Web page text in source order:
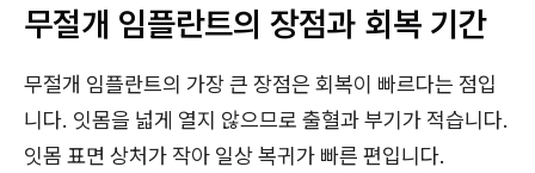
무절개 임플란트의 장점과 회복 기간
무절개 임플란트의 가장 큰 장점은 회복이 빠르다는 점입
니다. 잇몸을 넓게 열지 않으므로 출혈과 부기가 적습니다.
잇몸 표면 상처가 작아 일상 복귀가 빠른 편입니다.